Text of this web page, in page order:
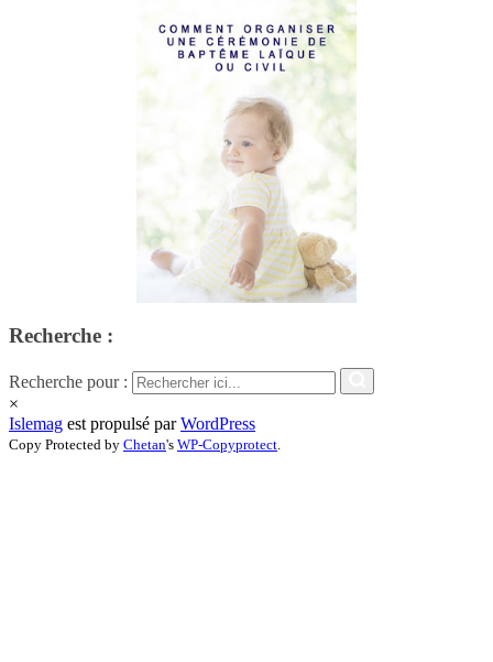
Recherche :
Recherche pour :
×
Islemag est propulsé parWordPress
Copy Protected by Chetan's WP-Copyprotect.